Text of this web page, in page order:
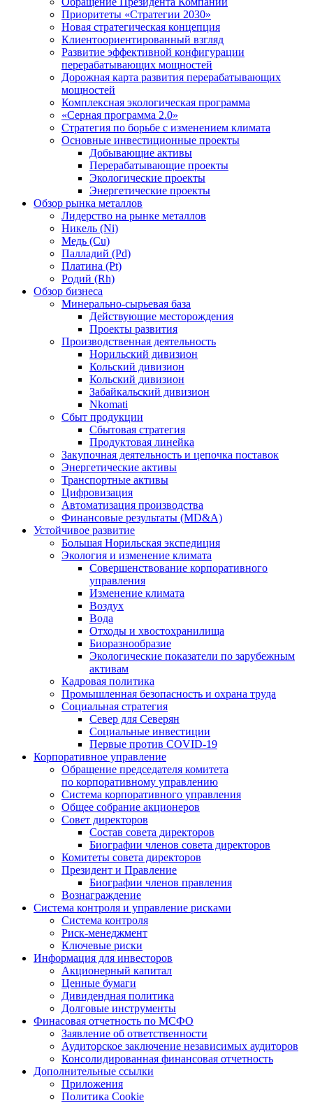
Приоритеты «Стратегии 2030»
Новая стратегическая концепция
Клиентоориентированный взгляд
Развитие эффективной конфигурации
перерабатывающих мощностей
Дорожная карта развития перерабатывающих
мощностей
Комплексная экологическая программа
«Серная программа 2.0»
Стратегия по борьбе с изменением климата
Основные инвестиционные проекты
Добывающие активы
Перерабатывающие проекты
Экологические проекты
Энергетические проекты
Обзор рынка металлов
Лидерство на рынке металлов
Никель (Ni)
Медь (Cu)
Палладий (Pd)
Платина (Pt)
Родий (Rh)
Обзор бизнеса
Минерально-сырьевая база
Действующие месторождения
Проекты развития
Производственная деятельность
Норильский дивизион
Кольский дивизион
Кольский дивизион
Забайкальский дивизион
Nkomati
Сбыт продукции
Сбытовая стратегия
Продуктовая линейка
Закупочная деятельность и цепочка поставок
Энергетические активы
Транспортные активы
Цифровизация
Автоматизация производства
Финансовые результаты (MD&A)
Устойчивое развитие
Большая Норильская экспедиция
Экология и изменение климата
Совершенствование корпоративного
управления
Изменение климата
Воздух
Вода
Отходы и хвостохранилища
Биоразнообразие
Экологические показатели по зарубежным
активам
Кадровая политика
Промышленная безопасность и охрана труда
Социальная стратегия
Север для Северян
Социальные инвестиции
Первые против COVID‑19
Корпоративное управление
Обращение председателя комитета
по корпоративному управлению
Система корпоративного управления
Общее собрание акционеров
Совет директоров
Состав совета директоров
Биографии членов совета директоров
Комитеты совета директоров
Президент и Правление
Биографии членов правления
Вознаграждение
Система контроля и управление рисками
Система контроля
Риск-менеджмент
Ключевые риски
Информация для инвесторов
Акционерный капитал
Ценные бумаги
Дивидендная политика
Долговые инструменты
Финасовая отчетность по МСФО
Заявление об ответственности
Аудиторское заключение независимых аудиторов
Консолидированная финансовая отчетность
Дополнительные ссылки
Приложения
Политика Cookie